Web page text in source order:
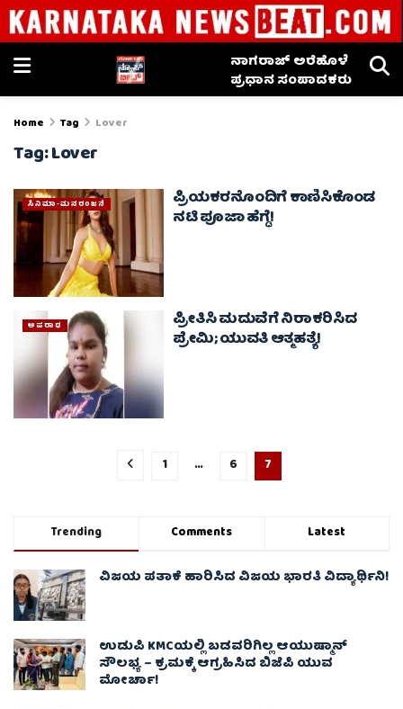
ನಾಗರಾಜ್ ಅರೆಹೊಳೆ
ಪ್ರಧಾನ ಸಂಪಾದಕರು
Home Tag Lover
Tag:Lover
ಸಿನಿಮಾ-ಮನರಂಜನೆ ಪ್ರಿಯಕರನೊಂದಿಗೆ ಕಾಣಿಸಿಕೊಂಡ
ನಟಿ ಪೂಜಾ ಹೆಗ್ಡೆ!
ಅಪರಾಧ ಪ್ರೀತಿಸಿ ಮದುವೆಗೆ ನಿರಾಕರಿಸಿದ
ಪ್ರೇಮಿ; ಯುವತಿ ಆತ್ಮಹತ್ಯೆ!
1 … 6 7
Trending Comments Latest
ವಿಜಯ ಪತಾಕೆ ಹಾರಿಸಿದ ವಿಜಯ ಭಾರತಿ ವಿದ್ಯಾರ್ಥಿನಿ!
ಉಡುಪಿ KMCಯಲ್ಲಿ ಬಡವರಿಗಿಲ್ಲ ಆಯುಷ್ಮಾನ್
ಸೌಲಭ್ಯ – ಕ್ರಮಕ್ಕೆ ಆಗ್ರಹಿಸಿದ ಬಿಜೆಪಿ ಯುವ
ಮೋರ್ಚಾ!